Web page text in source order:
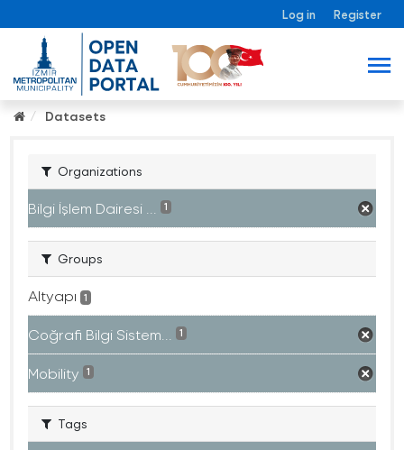
Log in Register
Datasets
Organizations
Bilgi İşlem Dairesi ... 1
Groups
Altyapı 1
Coğrafi Bilgi Sistem... 1
Mobility 1
Tags